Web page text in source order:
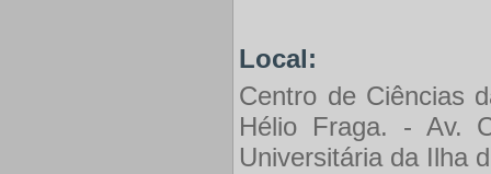
Local:
Centro de Ciências
Hélio Fraga. - Av.
Universitária da Ilha